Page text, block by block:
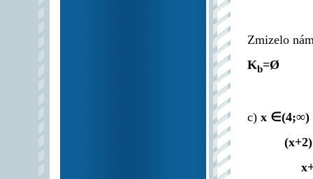
Zmizelo
Kb=Ø
c) x ∈(4;∞)